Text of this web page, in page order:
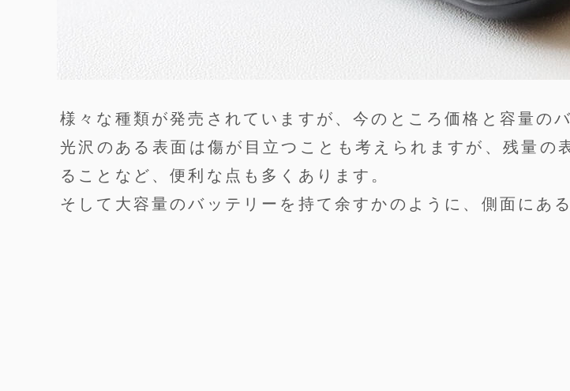
様々な種類が発売されていますが、今のところ価格と容量の
光沢のある表面は傷が目立つことも考えられますが、残量
ることなど、便利な点も多くあります。
そして大容量のバッテリーを持て余すかのように、側面にあ